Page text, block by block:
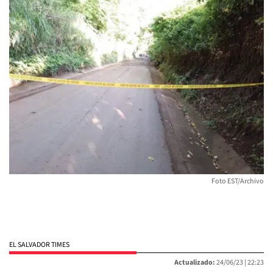
Foto EST/Archivo
EL SALVADOR TIMES
Actualizado:24/06/23 |22:23